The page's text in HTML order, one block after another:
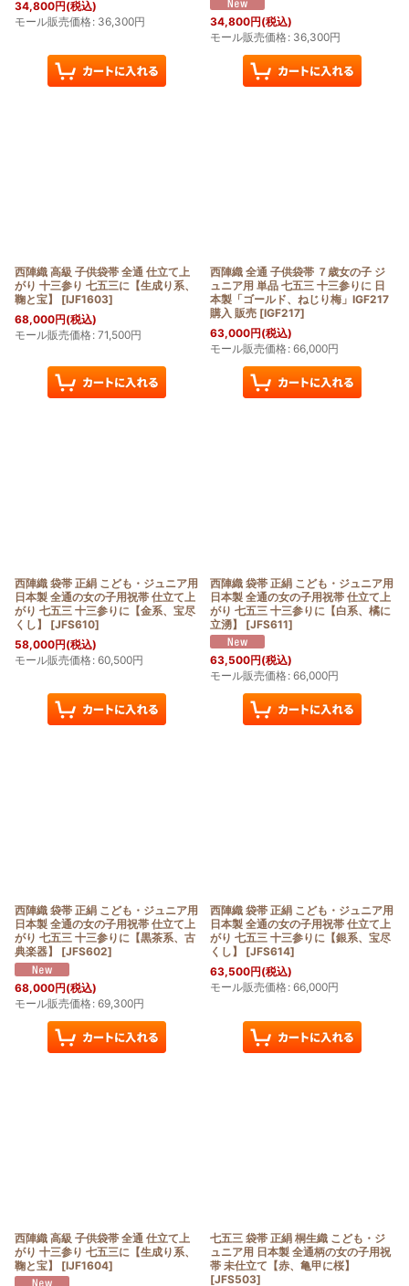
34,800円(税込)
モール販売価格: 36,300円 34,800円(税込)
モール販売価格: 36,300円
西陣織 高級 子供袋帯 全通 仕立て上
がり 十三参り 七五三に【生成り系、
鞠と宝】
[IJF1603]
68,000円(税込)
モール販売価格: 71,500円
西陣織 全通 子供袋帯 ７歳女の子 ジ
ュニア用 単品 七五三 十三参りに 日
本製「ゴールド、ねじり梅」IGF217
購入 販売 [IGF217]
63,000円(税込)
モール販売価格: 66,000円
西陣織 袋帯 正絹 こども・ジュニア用
日本製 全通の女の子用祝帯 仕立て上
がり 七五三 十三参りに【金系、宝尽
くし】
[JFS610]
58,000円(税込)
モール販売価格: 60,500円
西陣織 袋帯 正絹 こども・ジュニア用
日本製 全通の女の子用祝帯 仕立て上
がり 七五三 十三参りに【白系、橘に
立湧】
[JFS611]
63,500円(税込)
モール販売価格: 66,000円
西陣織 袋帯 正絹 こども・ジュニア用
日本製 全通の女の子用祝帯 仕立て上
がり 七五三 十三参りに【黒茶系、古
典楽器】
[JFS602]
68,000円(税込)
モール販売価格: 69,300円
西陣織 袋帯 正絹 こども・ジュニア用
日本製 全通の女の子用祝帯 仕立て上
がり 七五三 十三参りに【銀系、宝尽
くし】
[JFS614]
63,500円(税込)
モール販売価格: 66,000円
西陣織 高級 子供袋帯 全通 仕立て上
がり 十三参り 七五三に【生成り系、
鞠と宝】
[IJF1604]
七五三 袋帯 正絹 桐生織 こども・ジ
ュニア用 日本製 全通柄の女の子用祝
帯 未仕立て【赤、亀甲に桜】
[JFS503]